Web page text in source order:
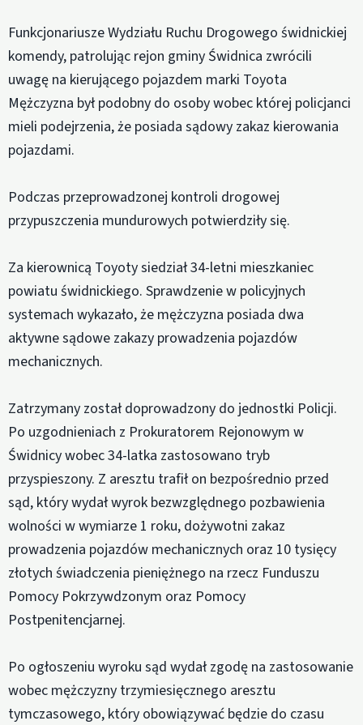
Funkcjonariusze Wydziału Ruchu Drogowego świdnickiej
komendy, patrolując rejon gminy Świdnica zwrócili
uwagę na kierującego pojazdem marki Toyota
Mężczyzna był podobny do osoby wobec której policjanci
mieli podejrzenia, że posiada sądowy zakaz kierowania
pojazdami.
Podczas przeprowadzonej kontroli drogowej
przypuszczenia mundurowych potwierdziły się.
Za kierownicą Toyoty siedział 34-letni mieszkaniec
powiatu świdnickiego. Sprawdzenie w policyjnych
systemach wykazało, że mężczyzna posiada dwa
aktywne sądowe zakazy prowadzenia pojazdów
mechanicznych.
Zatrzymany został doprowadzony do jednostki Policji.
Po uzgodnieniach z Prokuratorem Rejonowym w
Świdnicy wobec 34-latka zastosowano tryb
przyspieszony. Z aresztu trafił on bezpośrednio przed
sąd, który wydał wyrok bezwzględnego pozbawienia
wolności w wymiarze 1 roku, dożywotni zakaz
prowadzenia pojazdów mechanicznych oraz 10 tysięcy
złotych świadczenia pieniężnego na rzecz Funduszu
Pomocy Pokrzywdzonym oraz Pomocy
Postpenitencjarnej.
Po ogłoszeniu wyroku sąd wydał zgodę na zastosowanie
wobec mężczyzny trzymiesięcznego aresztu
tymczasowego, który obowiązywać będzie do czasu